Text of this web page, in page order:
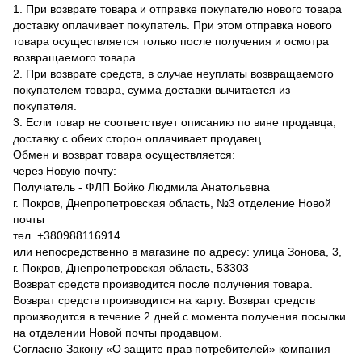
1. При возврате товара и отправке покупателю нового товара
доставку оплачивает покупатель. При этом отправка нового
товара осуществляется только после получения и осмотра
возвращаемого товара.
2. При возврате средств, в случае неуплаты возвращаемого
покупателем товара, сумма доставки вычитается из
покупателя.
3. Если товар не соответствует описанию по вине продавца,
доставку с обеих сторон оплачивает продавец.
Обмен и возврат товара осуществляется:
через Новую почту:
Получатель - ФЛП Бойко Людмила Анатольевна
г. Покров, Днепропетровская область, №3 отделение Новой
почты
тел. +380988116914
или непосредственно в магазине по адресу: улица Зонова, 3,
г. Покров, Днепропетровская область, 53303
Возврат средств производится после получения товара.
Возврат средств производится на карту. Возврат средств
производится в течение 2 дней с момента получения посылки
на отделении Новой почты продавцом.
Согласно Закону «О защите прав потребителей» компания